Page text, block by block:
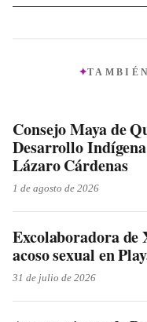
Consejo Maya de
Desarrollo
Lázaro Cárdenas
1 de agosto de 2026
Excolaboradora de
acoso sexual en
31 de julio de 2026